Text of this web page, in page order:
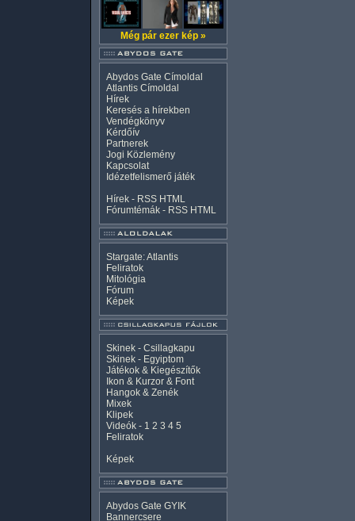
Még pár ezer kép »
Abydos Gate Címoldal
Atlantis Címoldal
Hírek
Keresés a hírekben
Vendégkönyv
Kérdőív
Partnerek
Jogi Közlemény
Kapcsolat
Idézetfelismerő játék
Hírek - RSS HTML
Fórumtémák - RSS HTML
Stargate: Atlantis
Feliratok
Mitológia
Fórum
Képek
Skinek - Csillagkapu
Skinek - Egyiptom
Játékok & Kiegészítők
Ikon & Kurzor & Font
Hangok & Zenék
Mixek
Klipek
Videók- 1 2 3 4 5
Feliratok
Képek
Abydos Gate GYIK
Bannercsere